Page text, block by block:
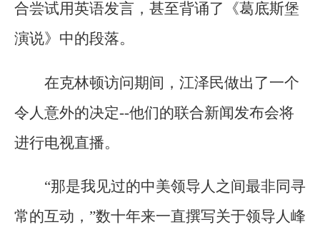
合尝试用英语发言，甚至背诵了《葛底斯堡
演说》中的段落。
在克林顿访问期间，江泽民做出了一个
令人意外的决定--他们的联合新闻发布会将
进行电视直播。
“那是我见过的中美领导人之间最非同寻
常的互动，”数十年来一直撰写关于领导人峰